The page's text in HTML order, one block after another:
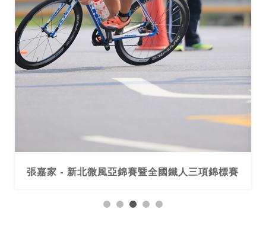
張嘉家 - 新北微風亞錦賽暨全國鐵人三項錦標賽